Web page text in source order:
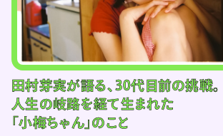
田村芽実が語る、30代目前の挑戦。
人生の岐路を経て生まれた
「小梅ちゃん」のこと